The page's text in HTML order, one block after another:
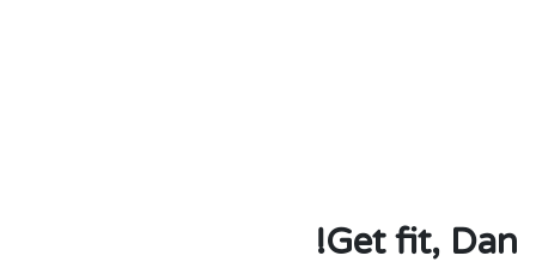
Get fit, Dan!